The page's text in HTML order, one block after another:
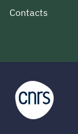
Contacts